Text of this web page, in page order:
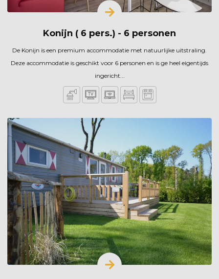
Konijn ( 6 pers.) - 6 personen
De Konijn is een premium accommodatie met natuurlijke uitstraling.
Deze accommodatie is geschikt voor 6 personen en is ge heel eigentijds
ingericht...